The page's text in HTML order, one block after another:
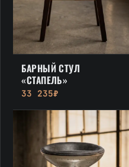
БАРНЫЙ СТУЛ
«СТАПЕЛЬ»
33 235₽